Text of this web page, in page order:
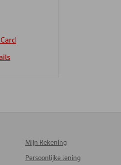
Mijn Rekening
Persoonlijke lening